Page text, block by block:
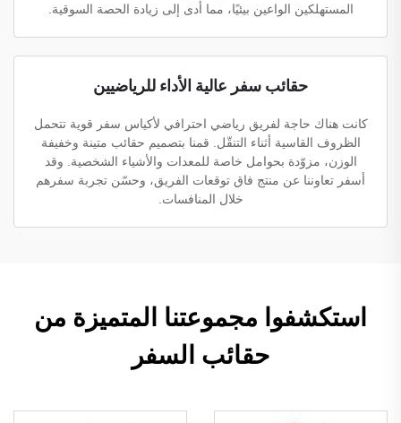
المستهلكين الواعين بيئيًا، مما أدى إلى زيادة الحصة السوقية.
حقائب سفر عالية الأداء للرياضيين
كانت هناك حاجة لفريق رياضي احترافي لأكياس سفر قوية تتحمل
الظروف القاسية أثناء التنقّل. قمنا بتصميم حقائب متينة وخفيفة
الوزن، مزوّدة بحوامل خاصة للمعدات والأشياء الشخصية. وقد
أسفر تعاوننا عن منتج فاق توقعات الفريق، وحسّن تجربة سفرهم
خلال المنافسات.
استكشفوا مجموعتنا المتميزة من
حقائب السفر